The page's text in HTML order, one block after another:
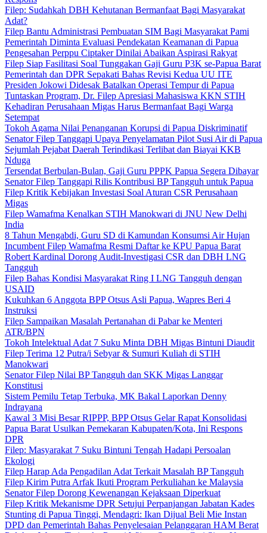
Filep: Sudahkah DBH Kehutanan Bermanfaat Bagi Masyarakat
Adat?
Filep Bantu Administrasi Pembuatan SIM Bagi Masyarakat Pami
Pemerintah Diminta Evaluasi Pendekatan Keamanan di Papua
Pengesahan Perppu Ciptaker Dinilai Abaikan Aspirasi Rakyat
Filep Siap Fasilitasi Soal Tunggakan Gaji Guru P3K se-Papua Barat
Pemerintah dan DPR Sepakati Bahas Revisi Kedua UU ITE
Presiden Jokowi Didesak Batalkan Operasi Tempur di Papua
Tuntaskan Program, Dr. Filep Apresiasi Mahasiswa KKN STIH
Kehadiran Perusahaan Migas Harus Bermanfaat Bagi Warga
Setempat
Tokoh Agama Nilai Penanganan Korupsi di Papua Diskriminatif
Senator Filep Tanggapi Upaya Penyelamatan Pilot Susi Air di Papua
Sejumlah Pejabat Daerah Terindikasi Terlibat dan Biayai KKB
Nduga
Tersendat Berbulan-Bulan, Gaji Guru PPPK Papua Segera Dibayar
Senator Filep Tanggapi Rilis Kontribusi BP Tangguh untuk Papua
Filep Kritik Kebijakan Investasi Soal Aturan CSR Perusahaan
Migas
Filep Wamafma Kenalkan STIH Manokwari di JNU New Delhi
India
8 Tahun Mengabdi, Guru SD di Kamundan Konsumsi Air Hujan
Incumbent Filep Wamafma Resmi Daftar ke KPU Papua Barat
Robert Kardinal Dorong Audit-Investigasi CSR dan DBH LNG
Tangguh
Filep Bahas Kondisi Masyarakat Ring I LNG Tangguh dengan
USAID
Kukuhkan 6 Anggota BPP Otsus Asli Papua, Wapres Beri 4
Instruksi
Filep Sampaikan Masalah Pertanahan di Pabar ke Menteri
ATR/BPN
Tokoh Intelektual Adat 7 Suku Minta DBH Migas Bintuni Diaudit
Filep Terima 12 Putra/i Sebyar & Sumuri Kuliah di STIH
Manokwari
Senator Filep Nilai BP Tangguh dan SKK Migas Langgar
Konstitusi
Sistem Pemilu Tetap Terbuka, MK Bakal Laporkan Denny
Indrayana
Kawal 3 Misi Besar RIPPP, BPP Otsus Gelar Rapat Konsolidasi
Papua Barat Usulkan Pemekaran Kabupaten/Kota, Ini Respons
DPR
Filep: Masyarakat 7 Suku Bintuni Tengah Hadapi Persoalan
Ekologi
Filep Harap Ada Pengadilan Adat Terkait Masalah BP Tangguh
Filep Kirim Putra Arfak Ikuti Program Perkuliahan ke Malaysia
Senator Filep Dorong Kewenangan Kejaksaan Diperkuat
Filep Kritik Mekanisme DPR Setujui Perpanjangan Jabatan Kades
Stunting di Papua Tinggi, Mendagri: Ikan Dijual Beli Mie Instan
DPD dan Pemerintah Bahas Penyelesaian Pelanggaran HAM Berat